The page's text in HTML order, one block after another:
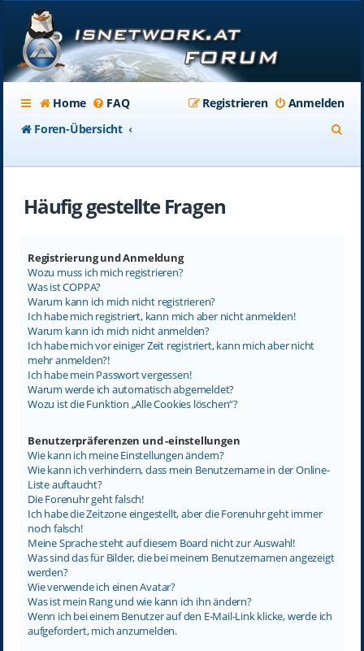
Home FAQ Anmelden
Registrieren
Foren-Übersicht
Häufig gestellte Fragen
Registrierung und Anmeldung
Wozu muss ich mich registrieren?
Was ist COPPA?
Warum kann ich mich nicht registrieren?
Ich habe mich registriert, kann mich aber nicht anmelden!
Warum kann ich mich nicht anmelden?
Ich habe mich vor einiger Zeit registriert, kann mich aber nicht
mehr anmelden?!
Ich habe mein Passwort vergessen!
Warum werde ich automatisch abgemeldet?
Wozu ist die Funktion „Alle Cookies löschen“?
Benutzerpräferenzen und -einstellungen
Wie kann ich meine Einstellungen ändern?
Wie kann ich verhindern, dass mein Benutzername in der Online-
Liste auftaucht?
Die Forenuhr geht falsch!
Ich habe die Zeitzone eingestellt, aber die Forenuhr geht immer
noch falsch!
Meine Sprache steht auf diesem Board nicht zur Auswahl!
Was sind das für Bilder, die bei meinem Benutzernamen angezeigt
werden?
Wie verwende ich einen Avatar?
Was ist mein Rang und wie kann ich ihn ändern?
Wenn ich bei einem Benutzer auf den E-Mail-Link klicke, werde ich
aufgefordert, mich anzumelden.